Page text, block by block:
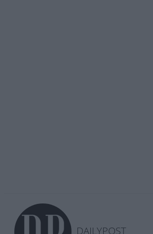
DAILYPOST